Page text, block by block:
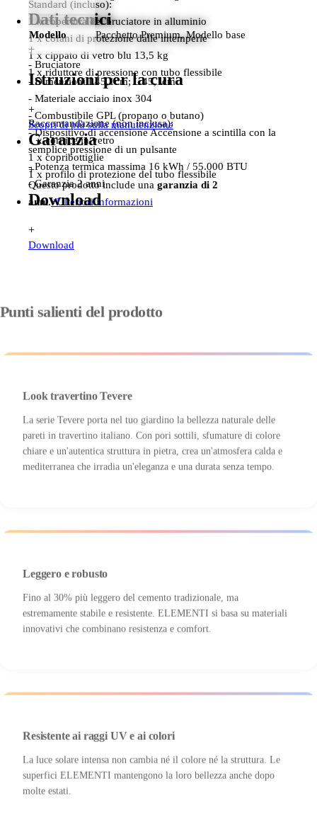
Modello Pacchetto Premium, Modello base
Standard (incluso):
1 x copertura del bruciatore in alluminio
1 x cofani di protezione dalle intemperie
1 x cippato di vetro blu 13,5 kg
1 x riduttore di pressione con tubo flessibile
Raccomandazione (non inclusa):
1 x cornice in vetro
1 x copribottiglie
1 x profilo di protezione del tubo flessibile
Dati tecnici
+
- Bruciatore
- Dimensioni L45,1cm; L 45,1cm
- Materiale acciaio inox 304
- Combustibile GPL (propano o butano)
- Dispositivo di accensione Accensione a scintilla con la
semplice pressione di un pulsante
- Potenza termica massima 16 kWh / 55.000 BTU
- Garanzia 2 anni
Istruzioni per la cura
+
Scopri di più sulla manutenzione
Garanzia
+
Questo prodotto include una garanzia di 2
anni.+Ulteriori informazioni
Download
+
Download
Punti salienti del prodotto
Look travertino Tevere
La serie Tevere porta nel tuo giardino la bellezza naturale delle
pareti in travertino italiano. Con pori sottili, sfumature di colore
chiare e un'autentica struttura in pietra, crea un'atmosfera calda e
mediterranea che irradia un'eleganza e una durata senza tempo.
Leggero e robusto
Fino al 30% più leggero del cemento tradizionale, ma
estremamente stabile e resistente. ELEMENTI si basa su materiali
innovativi che combinano resistenza e comfort.
Resistente ai raggi UV e ai colori
La luce solare intensa non cambia né il colore né la struttura. Le
superfici ELEMENTI mantengono la loro bellezza anche dopo
molte estati.